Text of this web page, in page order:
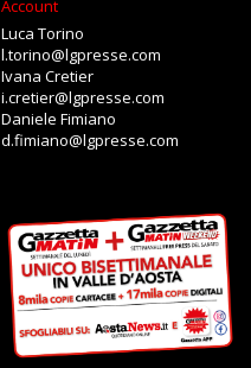
Account
Luca Torino
l.torino@lgpresse.com
Ivana Cretier
i.cretier@lgpresse.com
Daniele Fimiano
d.fimiano@lgpresse.com